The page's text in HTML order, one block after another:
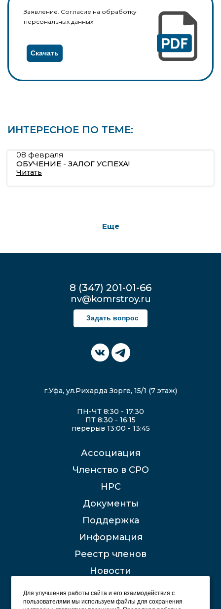
Заявление. Согласие на обработку
персональных данных
Скачать
ИНТЕРЕСНОЕ ПО ТЕМЕ:
08 февраля
ОБУЧЕНИЕ - ЗАЛОГ УСПЕХА!
Читать
Еще
8 (347) 201-01-66
nv@komrstroy.ru
Задать вопрос
г.Уфа, ул.Рихарда Зорге, 15/1 (7 этаж)
ПН-ЧТ 8:30 - 17:30
ПТ 8:30 - 16:15
перерыв 13:00 - 13:45
Ассоциация
Членство в СРО
НРС
Документы
Поддержка
Информация
Реестр членов
Новости
Контакты
Для улучшения работы сайта и его взаимодействия с
пользователями мы используем файлы для сохранения